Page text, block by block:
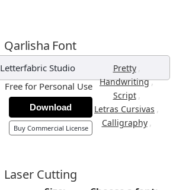
Qarlisha Font
Letterfabric Studio Pretty ,
Handwriting,
Script ,
Letras Cursivas ,
Calligraphy ,
Free for Personal Use
Download
Buy Commercial License
Laser Cutting